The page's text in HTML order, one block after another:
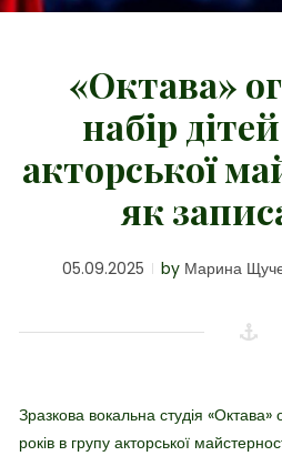
«Октава»
набір
акторської
як
05.09.2025 by Марина
Зразкова вокальна студія «Октава»
років в групу акторської